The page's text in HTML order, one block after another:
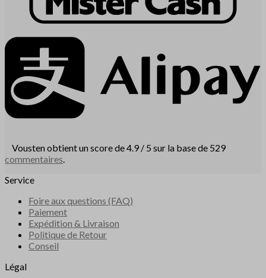
Vousten obtient un score de 4.9 / 5 sur la base de 529
commentaires.
Service
Foire aux questions (FAQ)
Paiement
Expédition & Livraison
Politique de Retour
Conseil
Légal